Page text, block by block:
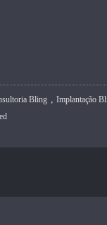
Bling ,Implantação